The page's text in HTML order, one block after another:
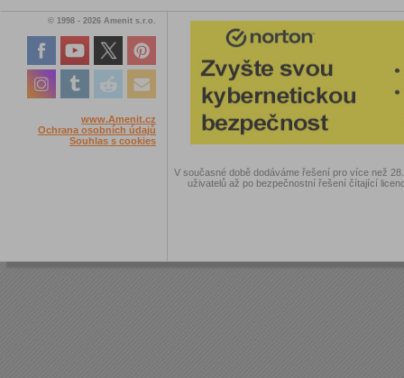
© 1998 - 2026 Amenit s.r.o.
www.Amenit.cz
Ochrana osobních údajů
Souhlas s cookies
V současné době dodáváme řešení pro více než
uživatelů až po bezpečnostní řešení čítající